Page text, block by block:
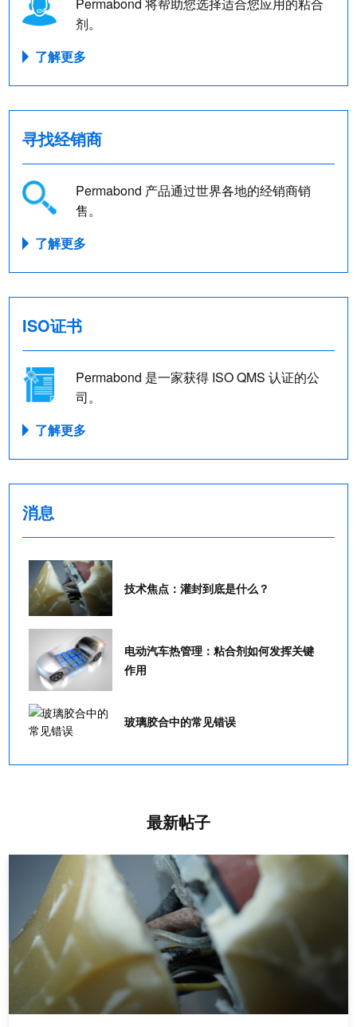
剂。
了解更多
寻找经销商
Permabond 产品通过世界各地的经销商销
售。
了解更多
ISO证书
Permabond 是一家获得 ISO QMS 认证的公
司。
了解更多
消息
技术焦点：灌封到底是什么？
电动汽车热管理：粘合剂如何发挥关键
作用
玻璃胶合中的常见错误
最新帖子